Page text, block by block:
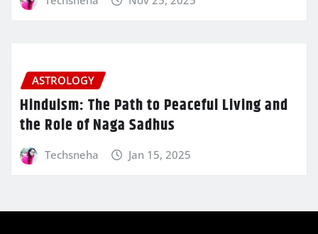
ASTROLOGY
Hinduism: The Path to Peaceful Living and
the Role of Naga Sadhus
Techsneha Jan 15, 2025